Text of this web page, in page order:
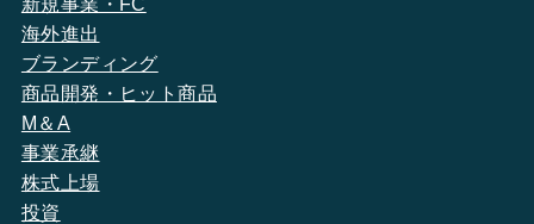
海外進出
ブランディング
商品開発・ヒット商品
M＆A
事業承継
株式上場
投資